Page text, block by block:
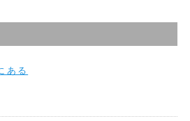
ある